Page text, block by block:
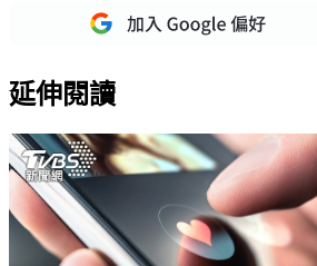
延伸閱讀